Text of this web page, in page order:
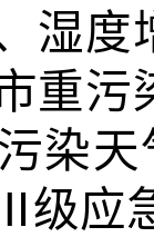
湿
重
染
级应